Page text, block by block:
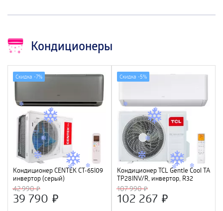
Кондиционеры
Кондиционер CENTEK CT-65I09
инвертор (серый)
(2840/2920W) 4D, 4 фильтра,
УФ лампа, R32, A++
42 990
39 790
Скидка -7%
Кондиционер TCL Gentle Cool TAC-
TP28INV/R, инвертор, R32
107 990
102 267
Скидка -5%